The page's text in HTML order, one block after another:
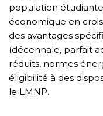
population
économique en
des avantages
(décennale, parfait
réduits, normes
éligibilité à des
le LMNP.